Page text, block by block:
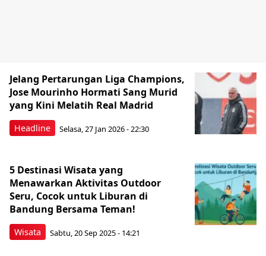
Headline
Jelang Pertarungan Liga Champions,
Jose Mourinho Hormati Sang Murid
yang Kini Melatih Real Madrid
Selasa, 27 Jan 2026 - 22:30
Wisata
5 Destinasi Wisata yang
Menawarkan Aktivitas Outdoor
Seru, Cocok untuk Liburan di
Bandung Bersama Teman!
Sabtu, 20 Sep 2025 - 14:21